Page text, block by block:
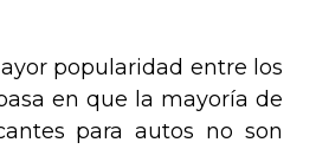
popularidad entre los
en que la mayoría de
para autos no son